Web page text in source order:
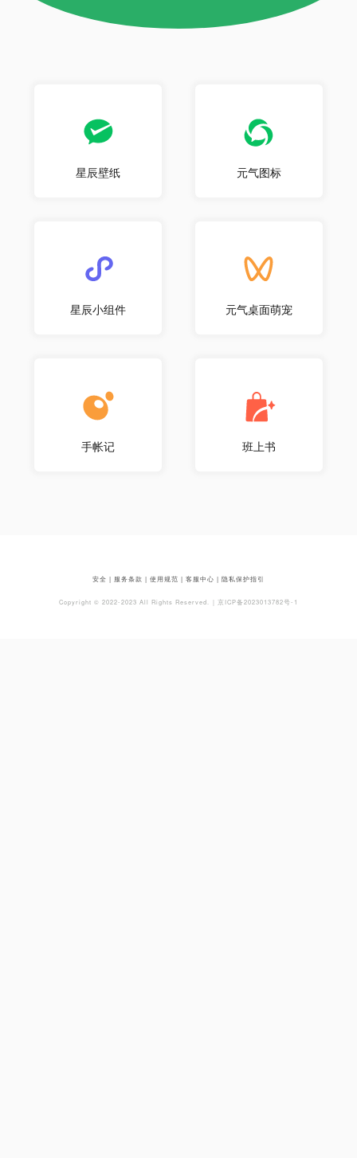
星辰壁纸 元气图标
星辰小组件 元气桌面萌宠
手帐记 班上书
安全 | 服务条款 | 使用规范 | 客服中心 | 隐私保护指引
Copyright © 2022-2023 All Rights Reserved. | 京ICP备2023013782号-1